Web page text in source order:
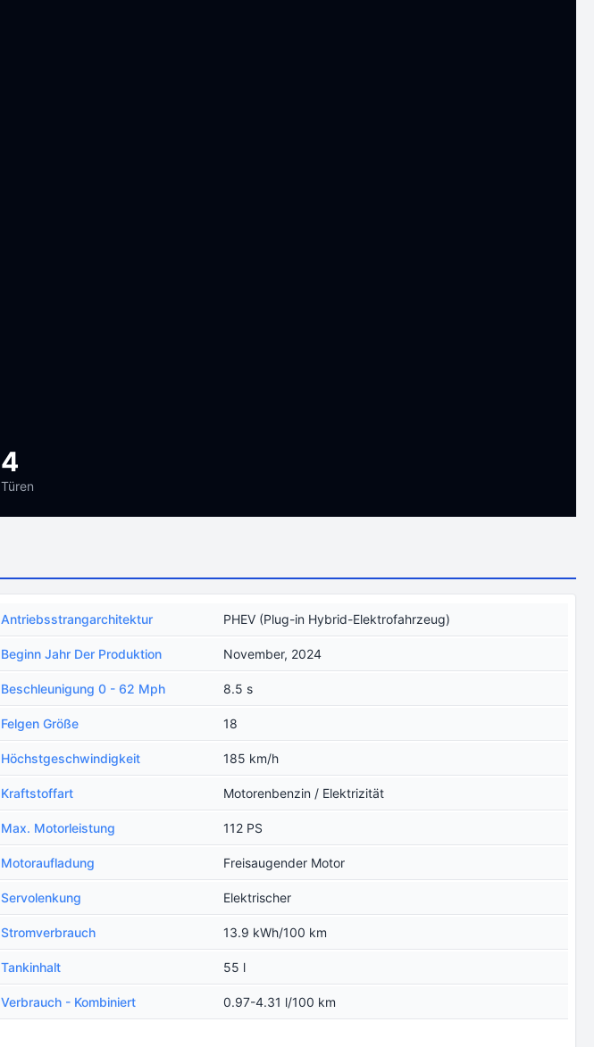
4
Türen
Antriebsstrangarchitektur PHEV (Plug-in Hybrid-Elektrofahrzeug)
Beginn Jahr Der Produktion November, 2024
Beschleunigung 0 - 62 Mph 8.5 s
Felgen Größe 18
Höchstgeschwindigkeit 185 km/h
Kraftstoffart Motorenbenzin / Elektrizität
Max. Motorleistung 112 PS
Motoraufladung Freisaugender Motor
Servolenkung Elektrischer
Stromverbrauch 13.9 kWh/100 km
Tankinhalt 55 l
Verbrauch - Kombiniert 0.97-4.31 l/100 km